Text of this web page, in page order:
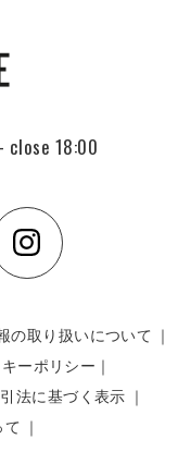
close 18:00
の取り扱いについて ｜
ーポリシー｜
法に基づく表示 ｜
て ｜